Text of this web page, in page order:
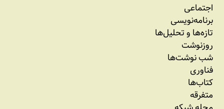
اجتماعی
برنامه‏‌نویسی
تازه‌‌ها و تحلیل‌ها
روزنوشت
شب نوشت‌ها
فناوری
کتاب‌ها
متفرقه